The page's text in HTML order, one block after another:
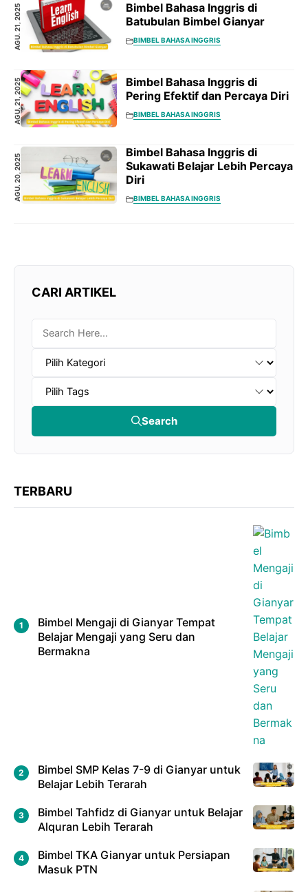
AGU. 21, 2025
Bimbel Bahasa Inggris di
Batubulan Bimbel Gianyar
BIMBEL BAHASA INGGRIS
AGU. 21, 2025
Bimbel Bahasa Inggris di
Pering Efektif dan Percaya Diri
BIMBEL BAHASA INGGRIS
AGU. 20, 2025
Bimbel Bahasa Inggris di
Sukawati Belajar Lebih Percaya
Diri
BIMBEL BAHASA INGGRIS
CARI ARTIKEL
Search
TERBARU
Bimbel Mengaji di Gianyar Tempat
Belajar Mengaji yang Seru dan
Bermakna
Bimbel SMP Kelas 7-9 di Gianyar untuk
Belajar Lebih Terarah
Bimbel Tahfidz di Gianyar untuk Belajar
Alquran Lebih Terarah
Bimbel TKA Gianyar untuk Persiapan
Masuk PTN